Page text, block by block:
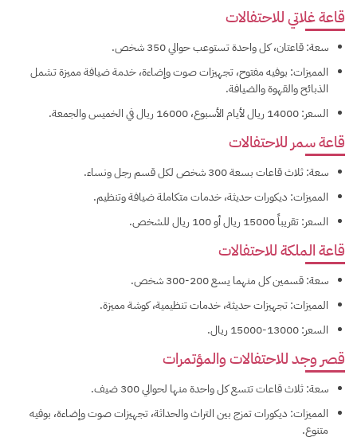
قاعة غلاتي للاحتفالات
سعة: قاعتان، كل واحدة تستوعب حوالي 350 شخص.
المميزات: بوفيه مفتوح، تجهيزات صوت وإضاءة، خدمة ضيافة مميزة تشمل
الذبائح والقهوة والضيافة.
السعر: 14000 ريال لأيام الأسبوع، 16000 ريال في الخميس والجمعة.
قاعة سمر للاحتفالات
سعة: ثلاث قاعات بسعة 300 شخص لكل قسم رجل ونساء.
المميزات: ديكورات حديثة، خدمات متكاملة ضيافة وتنظيم.
السعر: تقريباً 15000 ريال أو 100 ريال للشخص.
قاعة الملكة للاحتفالات
سعة: قسمين كل منهما يسع 200-300 شخص.
المميزات: تجهيزات حديثة، خدمات تنظيمية، كوشة مميزة.
السعر: 13000-15000 ريال.
قصر وجد للاحتفالات والمؤتمرات
سعة: ثلاث قاعات تتسع كل واحدة منها لحوالي 300 ضيف.
المميزات: ديكورات تمزج بين التراث والحداثة، تجهيزات صوت وإضاءة، بوفيه
متنوع.